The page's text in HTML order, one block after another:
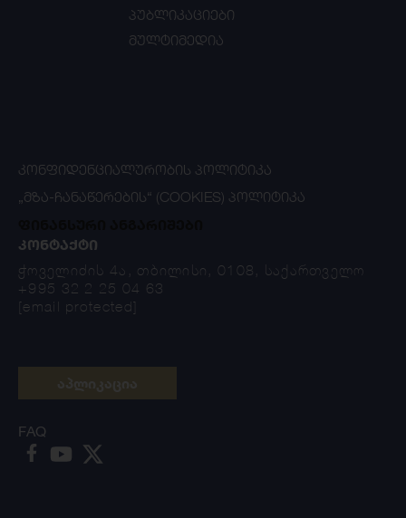
პუბლიკაციები
მულტიმედია
ᲙᲝᲜᲤᲘᲓᲔᲜᲪᲘᲐᲚᲣᲠᲝᲑᲘᲡ ᲞᲝᲚᲘᲢᲘᲙᲐ
„ᲛᲖᲐ-ᲩᲐᲜᲐᲬᲔᲠᲔᲑᲘᲡ“ (COOKIES) ᲞᲝᲚᲘᲢᲘᲙᲐ
ᲙᲝᲜᲢᲐᲥᲢᲘ
ჭოველიძის 4ა, თბილისი, 0108, საქართველო
+995 32 2 25 04 63
[email protected]
FAQ